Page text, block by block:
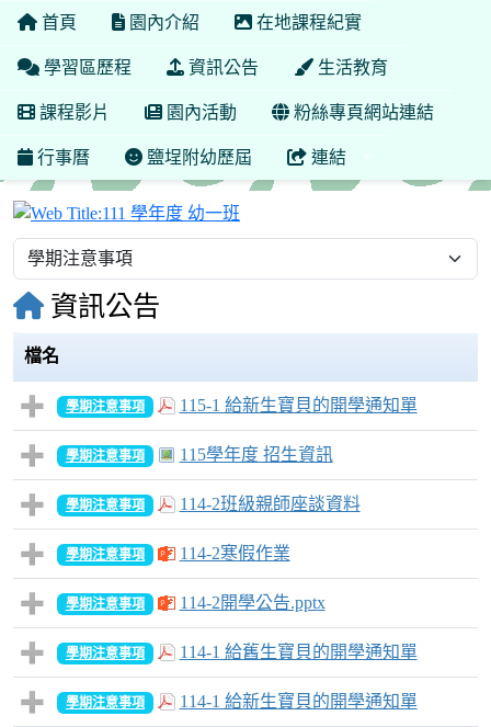
首頁 園內介紹 在地課程紀實
學習區歷程 資訊公告 生活教育
課程影片 園內活動 粉絲專頁網站連結
行事曆 鹽埕附幼歷屆 連結
資訊公告
檔名
學期注意事項 115-1 給新生寶貝的開學通知單
學期注意事項 115學年度 招生資訊
學期注意事項 114-2班級親師座談資料
學期注意事項 114-2寒假作業
學期注意事項 114-2開學公告.pptx
學期注意事項 114-1 給舊生寶貝的開學通知單
學期注意事項 114-1 給新生寶貝的開學通知單